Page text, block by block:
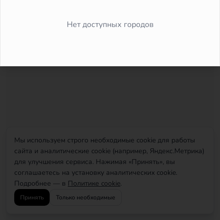
Мы используем строго необходимые cookie для работы
сайта и аналитические cookie (например, Яндекс.Метрика)
для улучшения сервиса. Нажимая «Принять», вы
соглашаетесь на установку аналитических cookie.
Подробнее — в Политике cookie.
Принять Только необходимые
Нет доступных городов